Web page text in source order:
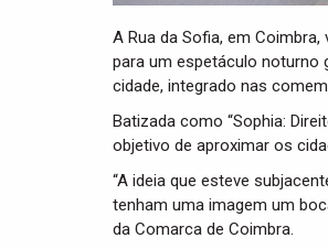
A Rua da Sofia, em
para um espetáculo noturno
cidade, integrado nas
Batizada como “Sophia:
objetivo de aproximar os
“A ideia que esteve
tenham uma imagem um
da Comarca de Coimbra.